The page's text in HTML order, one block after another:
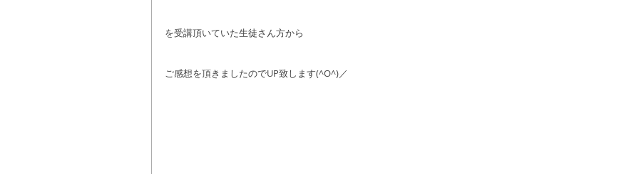
を受講頂いていた生徒さん方から
ご感想を頂きましたのでUP致します(^O^)／